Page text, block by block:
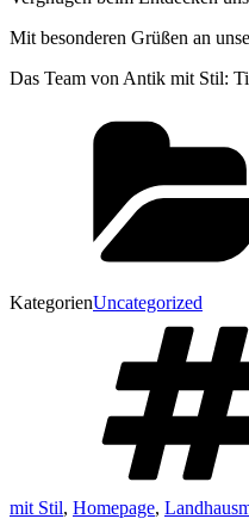
Mit besonderen Grüßen an
Das Team von Antik mit Stil:
KategorienUncategorized
mit Stil, Homepage,